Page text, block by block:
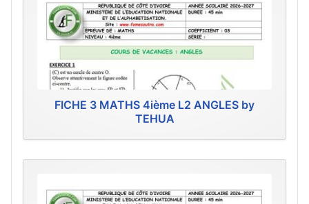
FICHE 3 MATHS 4ième L2 ANGLES by
TEHUA